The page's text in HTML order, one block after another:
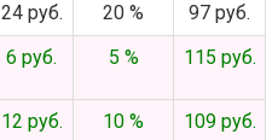
24 руб. 20 %
97 руб.
6 руб. 5 % 115 руб.
12 руб. 10 % 109 руб.